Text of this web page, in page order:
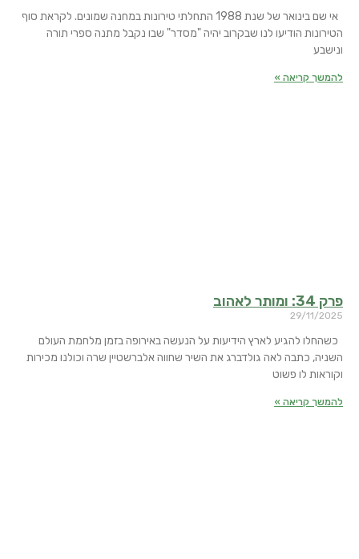
אי שם בינואר של שנת 1988 התחלתי טירונות במחנה שמונים. לקראת סוף
הטירונות הודיעו לנו שבקרוב יהיה "מסדר" שבו נקבל מתנה ספרי תורה
ונישבע
להמשך קריאה »
פרק 34: ומותר לאהוב
29/11/2025
כשהחלו להגיע לארץ הידיעות על הנעשה באירופה בזמן מלחמת העולם
השניה, כתבה לאה גולדברג את השיר שחווה אלברשטיין שרה וכולנו מכירות
וקוראות לו פשוט
להמשך קריאה »